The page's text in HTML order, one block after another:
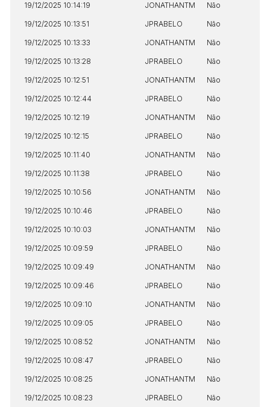
19/12/2025 10:14:19 JONATHANTM Não
19/12/2025 10:13:51 JPRABELO Não
19/12/2025 10:13:33 JONATHANTM Não
19/12/2025 10:13:28 JPRABELO Não
19/12/2025 10:12:51 JONATHANTM Não
19/12/2025 10:12:44 JPRABELO Não
19/12/2025 10:12:19 JONATHANTM Não
19/12/2025 10:12:15 JPRABELO Não
19/12/2025 10:11:40 JONATHANTM Não
19/12/2025 10:11:38 JPRABELO Não
19/12/2025 10:10:56 JONATHANTM Não
19/12/2025 10:10:46 JPRABELO Não
19/12/2025 10:10:03 JONATHANTM Não
19/12/2025 10:09:59 JPRABELO Não
19/12/2025 10:09:49 JONATHANTM Não
19/12/2025 10:09:46 JPRABELO Não
19/12/2025 10:09:10 JONATHANTM Não
19/12/2025 10:09:05 JPRABELO Não
19/12/2025 10:08:52 JONATHANTM Não
19/12/2025 10:08:47 JPRABELO Não
19/12/2025 10:08:25 JONATHANTM Não
19/12/2025 10:08:23 JPRABELO Não